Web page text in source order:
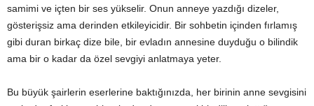
samimi ve içten bir ses yükselir. Onun anneye yazdığı dizeler,
gösterişsiz ama derinden etkileyicidir. Bir sohbetin içinden fırlamış
gibi duran birkaç dize bile, bir evladın annesine duyduğu o bilindik
ama bir o kadar da özel sevgiyi anlatmaya yeter.
Bu büyük şairlerin eserlerine baktığınızda, her birinin anne sevgisini